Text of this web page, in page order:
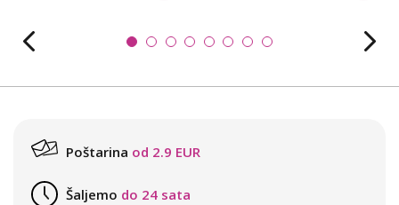
Poštarina od 2.9 EUR
Šaljemo do 24 sata